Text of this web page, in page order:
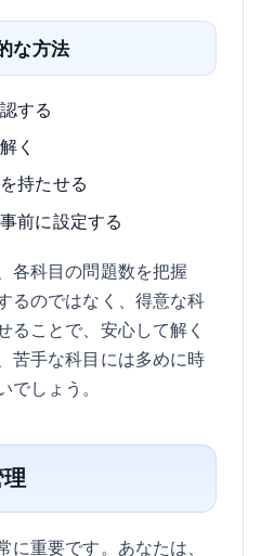
な方法
する
く
持たせる
前に設定する
各科目の問題数を把握
るのではなく、得意な科
ることで、安心して解く
苦手な科目には多めに時
しょう。
重要です。あなたは、